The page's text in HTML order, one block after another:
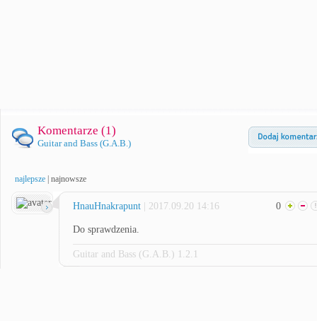
Komentarze (1)
Guitar and Bass (G.A.B.)
najlepsze najnowsze
HnauHnakrapunt | 2017.09.20 14:16 0
Do sprawdzenia.
Guitar and Bass (G.A.B.) 1.2.1